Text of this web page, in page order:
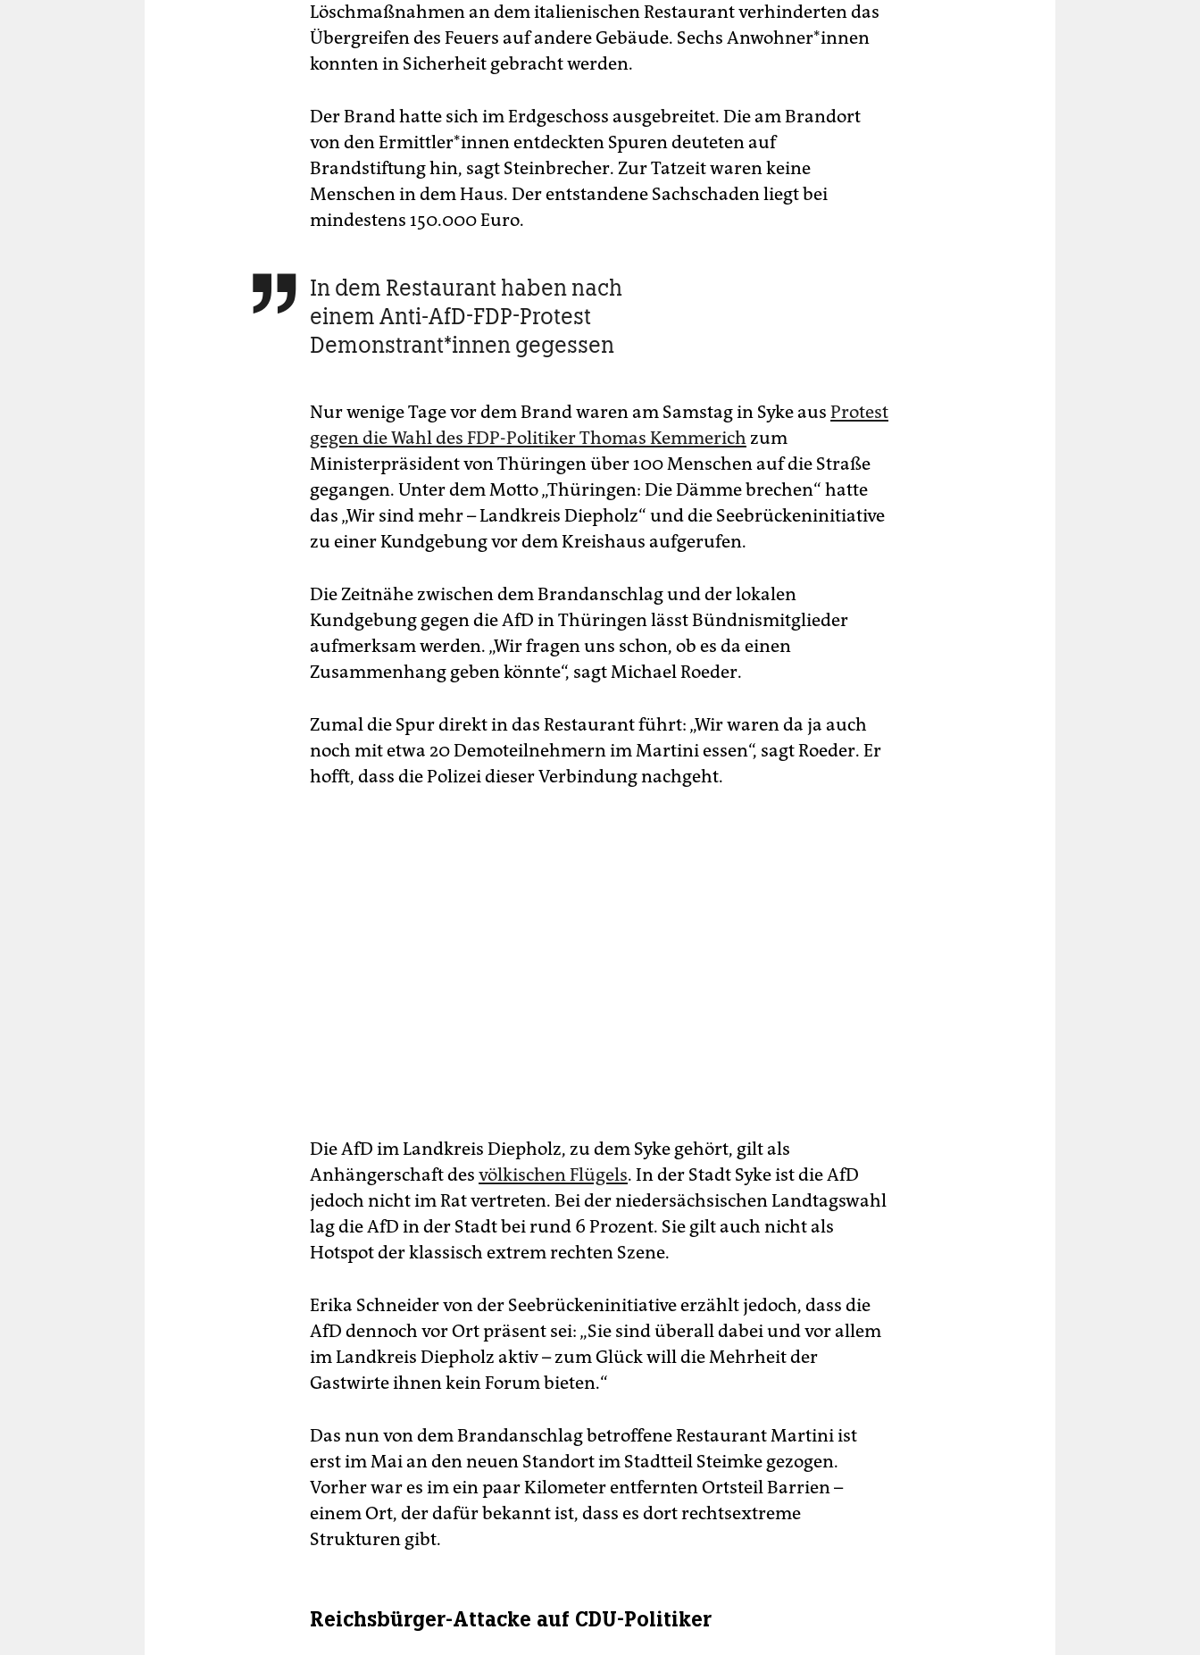
Löschmaßnahmen an dem italienischen Restaurant verhinderten das
Übergreifen des Feuers auf andere Gebäude. Sechs Anwohner*innen
konnten in Sicherheit gebracht werden.
Der Brand hatte sich im Erdgeschoss ausgebreitet. Die am Brandort
von den Ermittler*innen entdeckten Spuren deuteten auf
Brandstiftung hin, sagt Steinbrecher. Zur Tatzeit waren keine
Menschen in dem Haus. Der entstandene Sachschaden liegt bei
mindestens 150.000 Euro.
 In dem Restaurant haben nach
einem Anti-AfD-FDP-Protest
Demonstrant*innen gegessen
Nur wenige Tage vor dem Brand waren am Samstag in Syke aus Protest
gegen die Wahl des FDP-Politiker Thomas Kemmerich zum
Ministerpräsident von Thüringen über 100 Menschen auf die Straße
gegangen. Unter dem Motto „Thüringen: Die Dämme brechen“ hatte
das „Wir sind mehr – Landkreis Diep­holz“ und die Seebrückeninitiative
zu einer Kundgebung vor dem Kreishaus aufgerufen.
Die Zeitnähe zwischen dem Brandanschlag und der lokalen
Kundgebung gegen die AfD in Thüringen lässt Bündnismitglieder
aufmerksam werden. „Wir fragen uns schon, ob es da einen
Zusammenhang geben könnte“, sagt Michael Roeder.
Zumal die Spur direkt in das Restaurant führt: „Wir waren da ja auch
noch mit etwa 20 Demoteilnehmern im Martini essen“, sagt Roeder. Er
hofft, dass die Polizei dieser Verbindung nachgeht.
Die AfD im Landkreis Diepholz, zu dem Syke gehört, gilt als
Anhängerschaft des völkischen Flügels. In der Stadt Syke ist die AfD
jedoch nicht im Rat vertreten. Bei der niedersächsischen Landtagswahl
lag die AfD in der Stadt bei rund 6 Prozent. Sie gilt auch nicht als
Hotspot der klassisch extrem rechten Szene.
Erika Schneider von der Seebrückeninitiative erzählt jedoch, dass die
AfD dennoch vor Ort präsent sei: „Sie sind überall dabei und vor allem
im Landkreis Diepholz aktiv – zum Glück will die Mehrheit der
Gastwirte ihnen kein Forum bieten.“
Das nun von dem Brandanschlag betroffene Restaurant Martini ist
erst im Mai an den neuen Standort im Stadtteil Steimke gezogen.
Vorher war es im ein paar Kilometer entfernten Ortsteil Barrien –
einem Ort, der dafür bekannt ist, dass es dort rechtsextreme
Strukturen gibt.
Reichsbürger-Attacke auf CDU-Politiker